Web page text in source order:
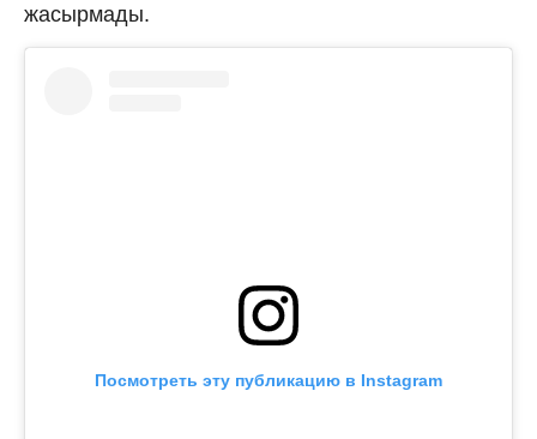
жасырмады.
Посмотреть эту публикацию в Instagram